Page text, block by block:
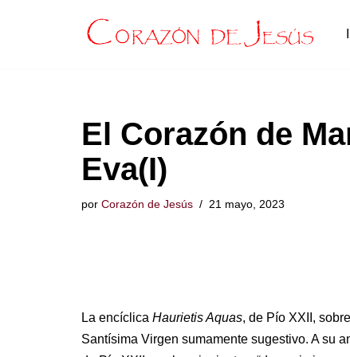
El Corazón de
Eva(I)
por Corazón de Jesús 21 mayo, 2023
La encíclica Haurietis Aquas, de Pío XXII,
Santísima Virgen sumamente sugestivo. A su